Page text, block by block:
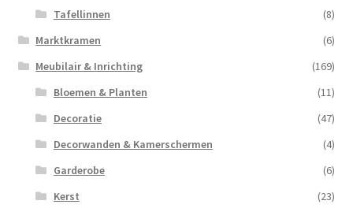
Tafellinnen
(8)
Marktkramen
(6)
Meubilair & Inrichting
(169)
Bloemen & Planten
(11)
Decoratie
(47)
Decorwanden & Kamerschermen
(4)
Garderobe
(6)
Kerst
(23)